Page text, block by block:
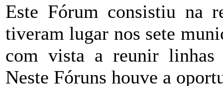
Este Fórum consistiu na
tiveram lugar nos sete
com vista a reunir linhas
Neste Fóruns houve a